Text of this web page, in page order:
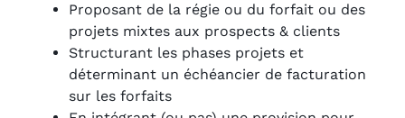
Proposant de la régie ou du forfait ou des
projets mixtes aux prospects & clients
Structurant les phases projets et
déterminant un échéancier de facturation
sur les forfaits